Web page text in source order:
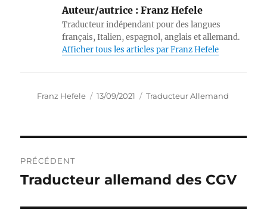
Auteur/autrice : Franz Hefele
Traducteur indépendant pour des langues
français, Italien, espagnol, anglais et allemand.
Afficher tous les articles par Franz Hefele
Auteur
Franz Hefele
Publié
13/09/2021 Catégories
Traducteur Allemand
de
PRÉCÉDENT
Publication
Traducteur allemand des CGV